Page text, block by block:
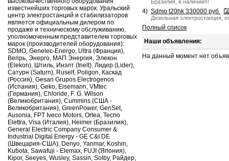
известнейших торговых марок. Уральский
центр электростанций и стабилизаторов
является официальным дилером по
продаже и техническому обслуживанию,
уполномоченным представителем торговых
марок (производителей оборудования):
SDMO, Genelec-Energo, Ultra (Франция),
Вепрь, Энерго, МАП Энергия, Элекон
(Elekon), Штиль, Инэлт (Inelt), Лидер (Lider),
Сатурн (Saturn), Ruself, Poligon, Каскад
(Россия), Gesan Grupos Electrogenos
(Испания), Geko, Eisemann, VMtec
(Германия), Chloride, F. G. Wilson
(Великобритания), Cummins (США -
Великобритания), GreenPower, GenSet,
Ausonia, FPT Iveco Motors, Ortea, Tecno
Elettra, Visa (Италия), Heimer (Бразилия),
General Electric Company Consumer &
Industrial Digital Energy - GE C&I DE
(Швецария-США); Denyo, Yanmar, Koshin,
Kubota, Sawafuji - Elemax, FUJI (Япония),
Kipor, Seeyes, Wusley, Sassin, Solby, Райдер,
Бразилия, в наличии!!!
4) Sdmo t20hk 330000 руб.
Дизельная электростанция,
Полный список
Наши объявления:
На данный момент нет